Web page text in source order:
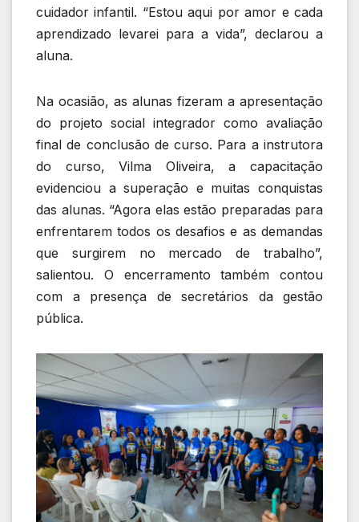
cuidador infantil. “Estou aqui por amor e cada
aprendizado levarei para a vida”, declarou a
aluna.
Na ocasião, as alunas fizeram a apresentação
do projeto social integrador como avaliação
final de conclusão de curso. Para a instrutora
do curso, Vilma Oliveira, a capacitação
evidenciou a superação e muitas conquistas
das alunas. “Agora elas estão preparadas para
enfrentarem todos os desafios e as demandas
que surgirem no mercado de trabalho”,
salientou. O encerramento também contou
com a presença de secretários da gestão
pública.